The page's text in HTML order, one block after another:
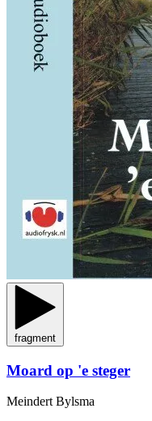
fragment
Moard op 'e steger
Meindert Bylsma